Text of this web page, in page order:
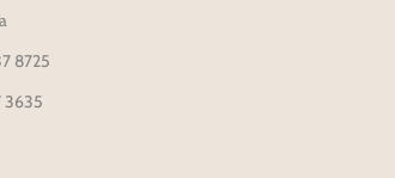
8725
3635